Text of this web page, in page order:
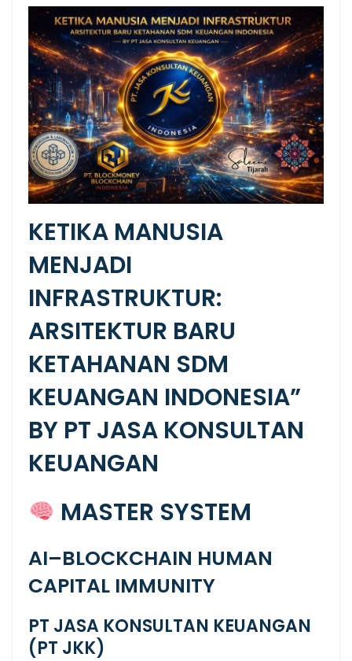
KETIKA MANUSIA
MENJADI
INFRASTRUKTUR:
ARSITEKTUR BARU
KETAHANAN SDM
KEUANGAN INDONESIA”
BY PT JASA KONSULTAN
KEUANGAN
MASTER SYSTEM
AI–BLOCKCHAIN HUMAN
CAPITAL IMMUNITY
PT JASA KONSULTAN KEUANGAN
(PT JKK)